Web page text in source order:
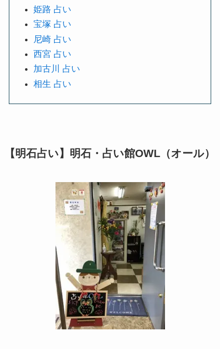
姫路 占い
宝塚 占い
尼崎 占い
西宮 占い
加古川 占い
相生 占い
【明石占い】明石・占い館OWL（オール）